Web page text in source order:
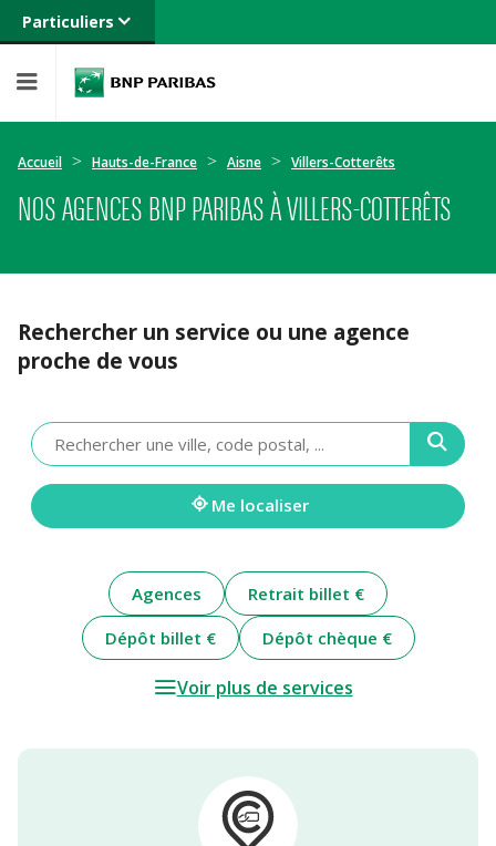
Particuliers
Banque privée
Entreprises
Accueil Hauts-de-France Aisne Villers-Cotterêts
NOS AGENCES BNP PARIBAS À VILLERS-COTTERÊTS
Rechercher un service ou une agence
proche de vous
Veuillez
renseigner
une
adresse
Me localiser
Agences
Retrait billet €
Dépôt billet €
Dépôt chèque €
Voir plus de services